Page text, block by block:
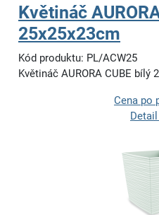
Květináč
25x25x23cm
Kód produktu: PL/ACW25
Květináč AURORA CUBE bílý
Cena po